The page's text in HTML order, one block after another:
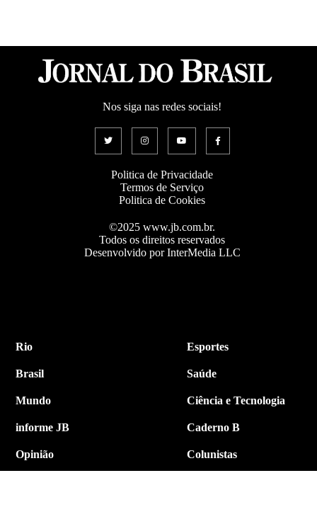
Nos siga nas redes sociais!
Politica de Privacidade
Termos de Serviço
Politica de Cookies
©2025 www.jb.com.br.
Todos os direitos reservados
Desenvolvido por InterMedia LLC
Rio
Brasil
Mundo
informe JB
Opinião
Esportes
Saúde
Ciência e Tecnologia
Caderno B
Colunistas